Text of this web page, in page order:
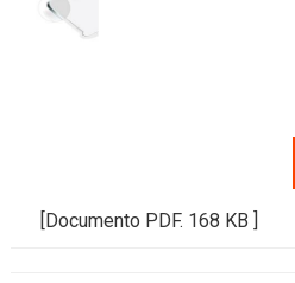
[Documento PDF. 168 KB ]